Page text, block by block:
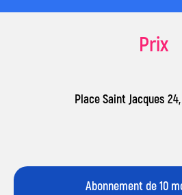
Prix
Place Saint Jacques
Abonnement de 10
pays
dans de camps